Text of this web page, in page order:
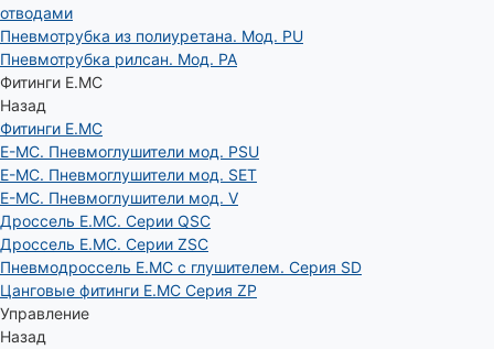
отводами
Пневмотрубка из полиуретана. Мод. РU
Пневмотрубка рилсан. Мод. PA
Фитинги E.MC
Назад
Фитинги E.MC
E-MC. Пневмоглушители мод. PSU
E-MC. Пневмоглушители мод. SET
E-MC. Пневмоглушители мод. V
Дроссель E.MC. Серии QSC
Дроссель E.MC. Серии ZSC
Пневмодроссель E.MC с глушителем. Серия SD
Цанговые фитинги E.MC Серия ZP
Управление
Назад